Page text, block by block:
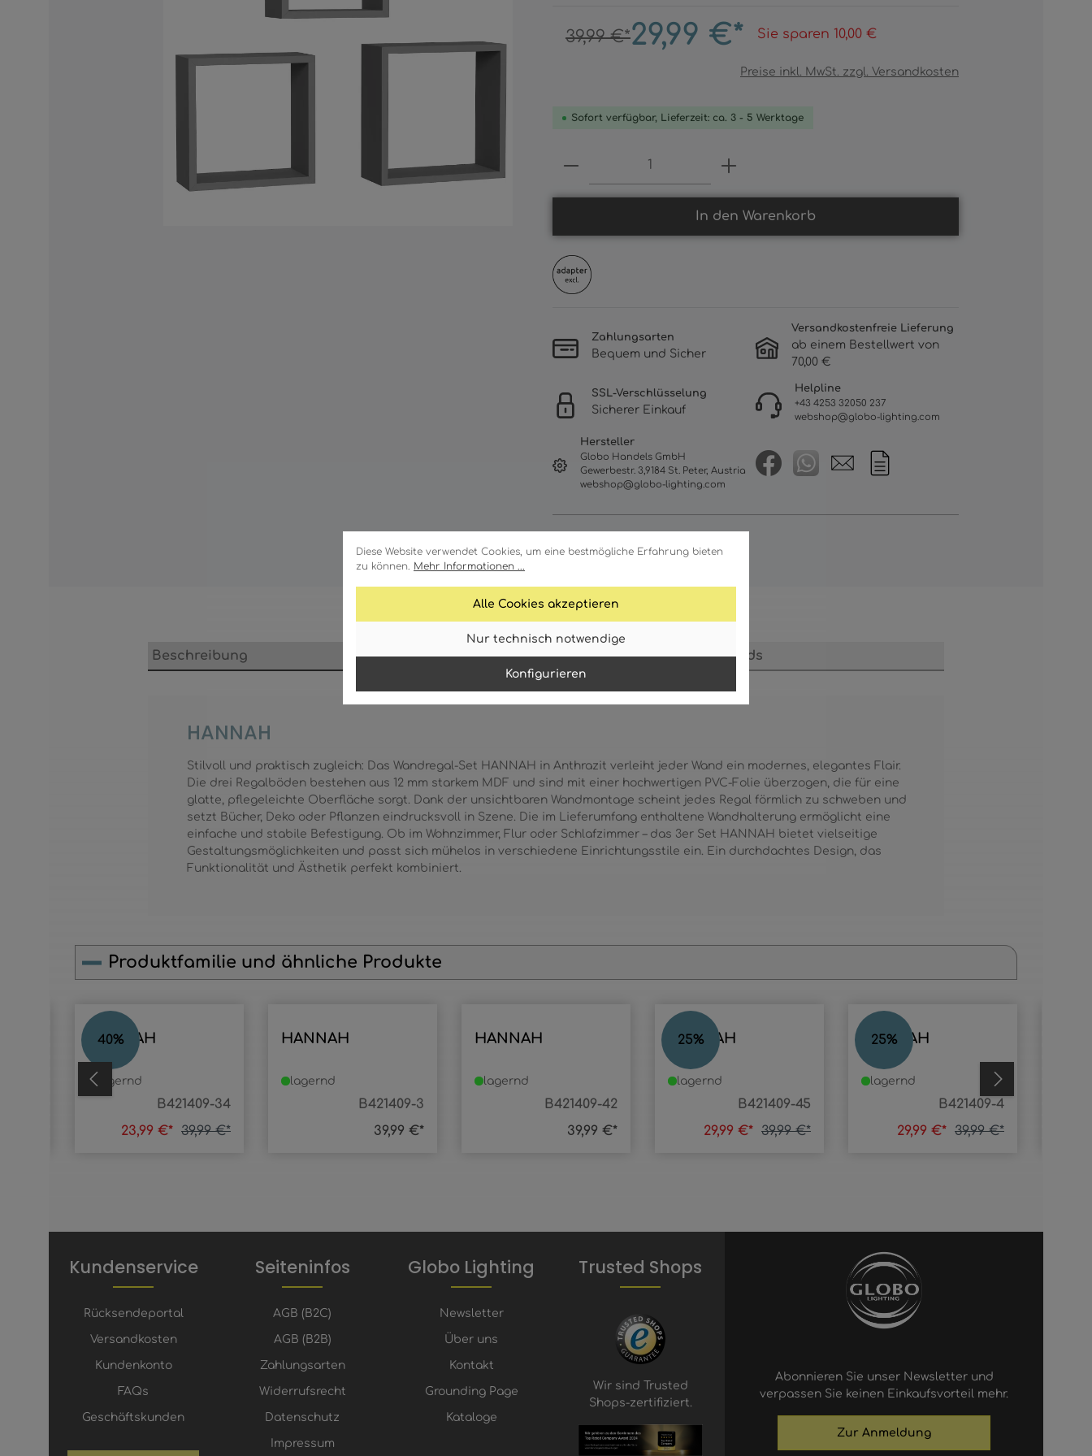
Diese Website verwendet Cookies, um eine bestmögliche Erfahrung bieten
zu können. Mehr Informationen ...
Alle Cookies akzeptieren
Nur technisch notwendige
Konfigurieren
39,99 €*29,99 €* Sie sparen 10,00 €
Preise inkl. MwSt. zzgl. Versandkosten
Sofort verfügbar, Lieferzeit: ca. 3 - 5 Werktage
Produkt Anzahl: Gib den gewünschten Wert ein
In den Warenkorb
Zahlungsarten
Bequem und Sicher
Versandkostenfreie Lieferung
ab einem Bestellwert von
70,00 €
SSL-Verschlüsselung
Sicherer Einkauf
Helpline
+43 4253 32050 237
webshop@globo-lighting.com
Hersteller
Globo Handels GmbH
Gewerbestr. 3,9184 St. Peter, Austria
webshop@globo-lighting.com
Beschreibung Merkmale Downloads
HANNAH
Stilvoll und praktisch zugleich: Das Wandregal-Set HANNAH in Anthrazit verleiht jeder Wand ein modernes, elegantes Flair.
Die drei Regalböden bestehen aus 12 mm starkem MDF und sind mit einer hochwertigen PVC-Folie überzogen, die für eine
glatte, pflegeleichte Oberfläche sorgt. Dank der unsichtbaren Wandmontage scheint jedes Regal förmlich zu schweben und
setzt Bücher, Deko oder Pflanzen eindrucksvoll in Szene. Die im Lieferumfang enthaltene Wandhalterung ermöglicht eine
einfache und stabile Befestigung. Ob im Wohnzimmer, Flur oder Schlafzimmer – das 3er Set HANNAH bietet vielseitige
Gestaltungsmöglichkeiten und passt sich mühelos in verschiedene Einrichtungsstile ein. Ein durchdachtes Design, das
Funktionalität und Ästhetik perfekt kombiniert.
Produktfamilie und ähnliche Produkte
Produktgalerie überspringen
40%
HANNAH
B421409-34
lagernd
23,99 €* 39,99 €*
HANNAH
B421409-3
lagernd
39,99 €*
HANNAH
B421409-42
lagernd
39,99 €*
25%
HANNAH
B421409-45
lagernd
29,99 €* 39,99 €*
25%
HANNAH
B421409-4
lagernd
29,99 €* 39,99 €*
Kundenservice
Rücksendeportal
Versandkosten
Kundenkonto
FAQs
Geschäftskunden
Seiteninfos
AGB (B2C)
AGB (B2B)
Zahlungsarten
Widerrufsrecht
Datenschutz
Impressum
Globo Lighting
Newsletter
Über uns
Kontakt
Grounding Page
Kataloge
Trusted Shops
Wir sind Trusted
Shops-zertifiziert.
Abonnieren Sie unser Newsletter und
verpassen Sie keinen Einkaufsvorteil mehr.
Zur Anmeldung